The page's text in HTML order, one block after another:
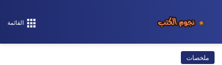
القائمة
ملخصات